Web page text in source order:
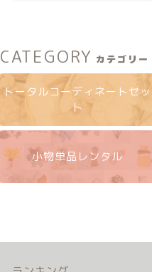
CATEGORY カテゴリー
トータルコーディネートセッ
ト
小物単品レンタル
当店について
ブログ
よくある質問
プライバシーポリシー
お問い合わせ